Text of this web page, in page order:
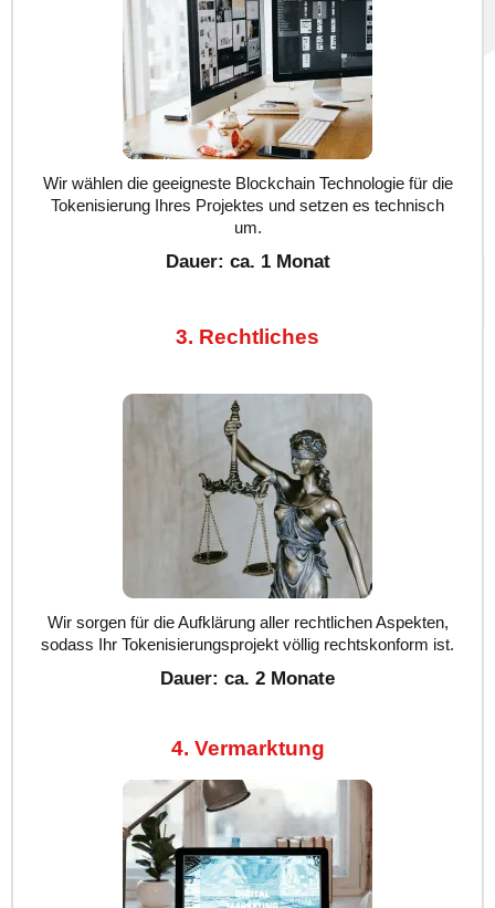
Wir wählen die geeigneste Blockchain Technologie für die
Tokenisierung Ihres Projektes und setzen es technisch
um.
Dauer: ca. 1 Monat
3. Rechtliches
Wir sorgen für die Aufklärung aller rechtlichen Aspekten,
sodass Ihr Tokenisierungsprojekt völlig rechtskonform ist.
Dauer: ca. 2 Monate
4. Vermarktung